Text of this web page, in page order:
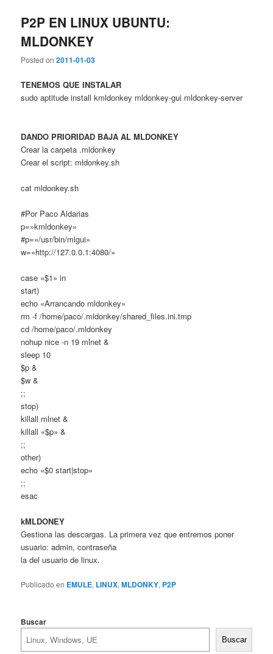
P2P EN LINUX UBUNTU:
MLDONKEY
Posted on2011-01-03
TENEMOS QUE INSTALAR
sudo aptitude install kmldonkey mldonkey-gui mldonkey-server
DANDO PRIORIDAD BAJA AL MLDONKEY
Crear la carpeta .mldonkey
Crear el script: mldonkey.sh
cat mldonkey.sh
#Por Paco Aldarias
p=»kmldonkey»
#p=»/usr/bin/mlgui»
w=»http://127.0.0.1:4080/»
case «$1» in
start)
echo «Arrancando mldonkey»
rm -f /home/paco/.mldonkey/shared_files.ini.tmp
cd /home/paco/.mldonkey
nohup nice -n 19 mlnet &
sleep 10
$p &
$w &
;;
stop)
killall mlnet &
killall «$p» &
;;
other)
echo «$0 start|stop»
;;
esac
kMLDONEY
Gestiona las descargas. La primera vez que entremos poner
usuario: admin, contraseña
la del usuario de linux.
Publicado en EMULE, LINUX,MLDONKY, P2P
Buscar
Buscar